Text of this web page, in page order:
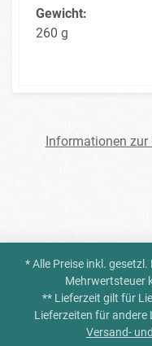
Gewicht:
260 g
Informationen zur
* Alle Preise inkl.
Mehrwertsteuer
** Lieferzeit gilt für
Lieferzeiten für andere
Versand-